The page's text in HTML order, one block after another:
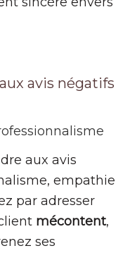
avis négatifs
aux avis
empathie
par adresser
mécontent,
ses